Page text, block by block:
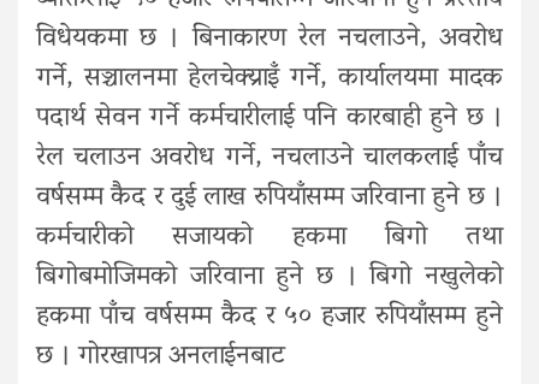
विधेयकमा छ । बिनाकारण रेल नचलाउने, अवरोध
गर्ने, सञ्चालनमा हेलचेक्य्राइँ गर्ने, कार्यालयमा मादक
पदार्थ सेवन गर्ने कर्मचारीलाई पनि कारबाही हुने छ ।
रेल चलाउन अवरोध गर्ने, नचलाउने चालकलाई पाँच
वर्षसम्म कैद र दुई लाख रुपियाँसम्म जरिवाना हुने छ ।
कर्मचारीको सजायको हकमा बिगो तथा
बिगोबमोजिमको जरिवाना हुने छ । बिगो नखुलेको
हकमा पाँच वर्षसम्म कैद र ५० हजार रुपियाँसम्म हुने
छ । गोरखापत्र अनलाईनबाट